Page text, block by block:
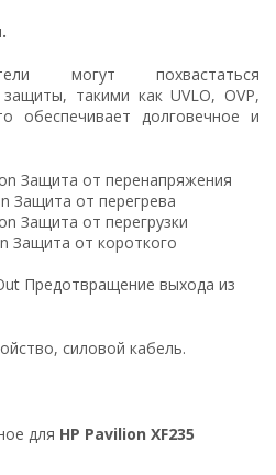
могут похвастаться
такими как UVLO, OVP,
обеспечивает долговечное и
Защита от перенапряжения
Защита от перегрева
Защита от перегрузки
Защита от короткого
Предотвращение выхода из
силовой кабель.
для HP Pavilion XF235